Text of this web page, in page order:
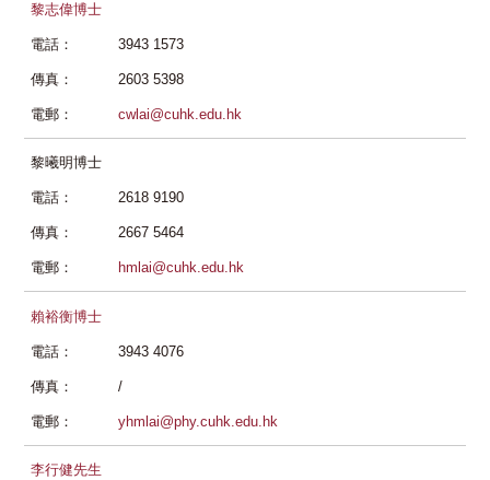
黎志偉博士
電話： 3943 1573
傳真： 2603 5398
電郵： cwlai@cuhk.edu.hk
黎曦明博士
電話： 2618 9190
傳真： 2667 5464
電郵： hmlai@cuhk.edu.hk
賴裕衡博士
電話： 3943 4076
傳真： /
電郵： yhmlai@phy.cuhk.edu.hk
李行健先生